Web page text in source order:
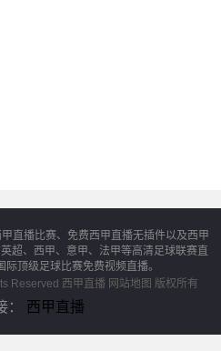
直播比赛、免费西甲直播无插件以及西甲
超、西甲、意甲、法甲等高清足球联赛直
顶级足球比赛免费视频直播。
Reserved 西甲直播 网站地图 版权所有
： 西甲直播